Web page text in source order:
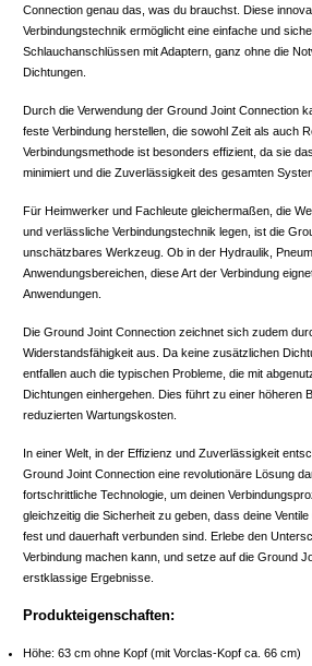
Connection genau das, was du brauchst. Diese
Verbindungstechnik ermöglicht eine einfache und
Schlauchanschlüssen mit Adaptern, ganz ohne die
Dichtungen.
Durch die Verwendung der Ground Joint Connection
feste Verbindung herstellen, die sowohl Zeit als auch
Verbindungsmethode ist besonders effizient, da sie
minimiert und die Zuverlässigkeit des gesamten
Für Heimwerker und Fachleute gleichermaßen, die
und verlässliche Verbindungstechnik legen, ist die
unschätzbares Werkzeug. Ob in der Hydraulik,
Anwendungsbereichen, diese Art der Verbindung
Anwendungen.
Die Ground Joint Connection zeichnet sich zudem
Widerstandsfähigkeit aus. Da keine zusätzlichen
entfallen auch die typischen Probleme, die mit
Dichtungen einhergehen. Dies führt zu einer höheren
reduzierten Wartungskosten.
In einer Welt, in der Effizienz und Zuverlässigkeit
Ground Joint Connection eine revolutionäre Lösung
fortschrittliche Technologie, um deinen
gleichzeitig die Sicherheit zu geben, dass deine
fest und dauerhaft verbunden sind. Erlebe den
Verbindung machen kann, und setze auf die Ground
erstklassige Ergebnisse.
Produkteigenschaften:
Höhe: 63 cm ohne Kopf (mit Vorclas-Kopf ca. 66 cm)